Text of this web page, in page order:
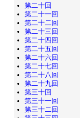
第二十回
第二十一回
第二十二回
第二十三回
第二十四回
第二十五回
第二十六回
第二十七回
第二十八回
第二十九回
第三十回
第三十一回
第三十二回